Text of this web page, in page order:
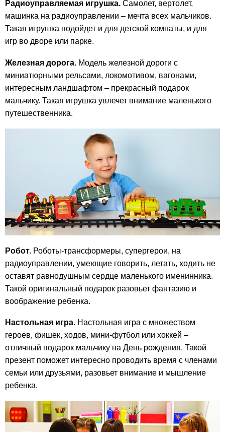
Радиоуправляемая игрушка. Самолет, вертолет,
машинка на радиоуправлении – мечта всех мальчиков.
Такая игрушка подойдет и для детской комнаты, и для
игр во дворе или парке.
Железная дорога. Модель железной дороги с
миниатюрными рельсами, локомотивом, вагонами,
интересным ландшафтом – прекрасный подарок
мальчику. Такая игрушка увлечет внимание маленького
путешественника.
Робот. Роботы-трансформеры, супергерои, на
радиоуправлении, умеющие говорить, летать, ходить не
оставят равнодушным сердце маленького именинника.
Такой оригинальный подарок разовьет фантазию и
воображение ребенка.
Настольная игра. Настольная игра с множеством
героев, фишек, ходов, мини-футбол или хоккей –
отличный подарок мальчику на День рождения. Такой
презент поможет интересно проводить время с членами
семьи или друзьями, разовьет внимание и мышление
ребенка.